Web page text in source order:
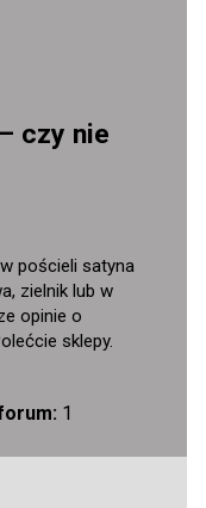
czy nie
pościeli satyna
zielnik lub w
opinie o
sklepy.
1